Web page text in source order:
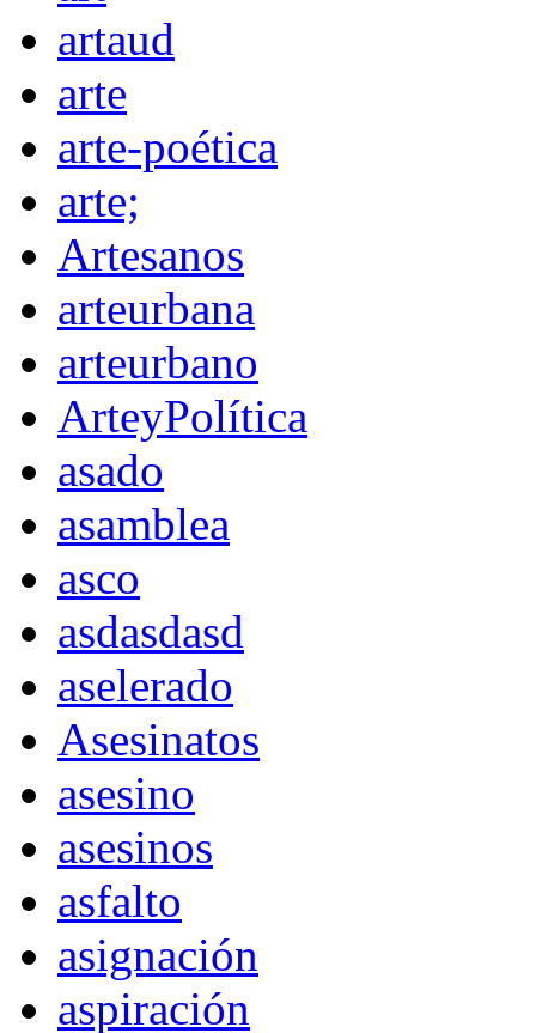
artaud
arte
arte-poética
arte;
Artesanos
arteurbana
arteurbano
ArteyPolítica
asado
asamblea
asco
asdasdasd
aselerado
Asesinatos
asesino
asesinos
asfalto
asignación
aspiración